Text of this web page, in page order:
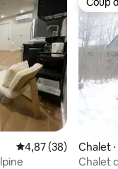
Évaluation moyenne
4,87 (38)
Coup
Chalet
Chalet